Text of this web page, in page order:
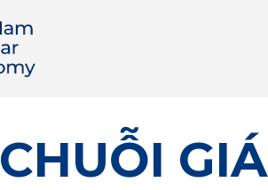
CHUỖI